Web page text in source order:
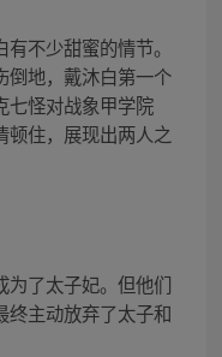
不少甜蜜的情节。
倒地，戴沐白第一个
七怪对战象甲学院
顿住，展现出两人之
为了太子妃。但他们
终主动放弃了太子和